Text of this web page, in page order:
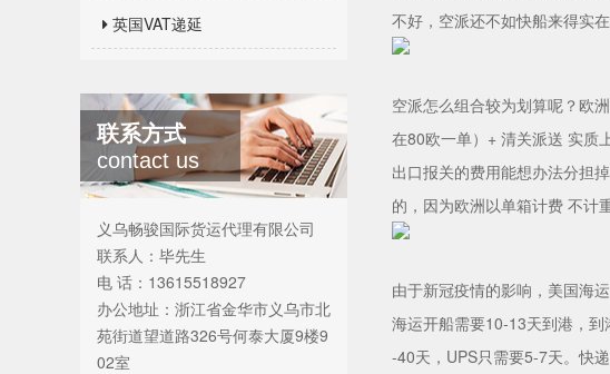
英国VAT递延
联系方式
contact us
义乌畅骏国际货运代理有限公司
联系人：毕先生
电 话：13615518927
办公地址：浙江省金华市义乌市北
苑街道望道路326号何泰大厦9楼9
02室
不好，空派还不如快船来得实
空派怎么组合较为划算呢？欧
在80欧一单）+ 清关派送 实质
出口报关的费用能想办法分担
的，因为欧洲以单箱计费 不计
由于新冠疫情的影响，美国海
海运开船需要10-13天到港，
-40天，UPS只需要5-7天。快